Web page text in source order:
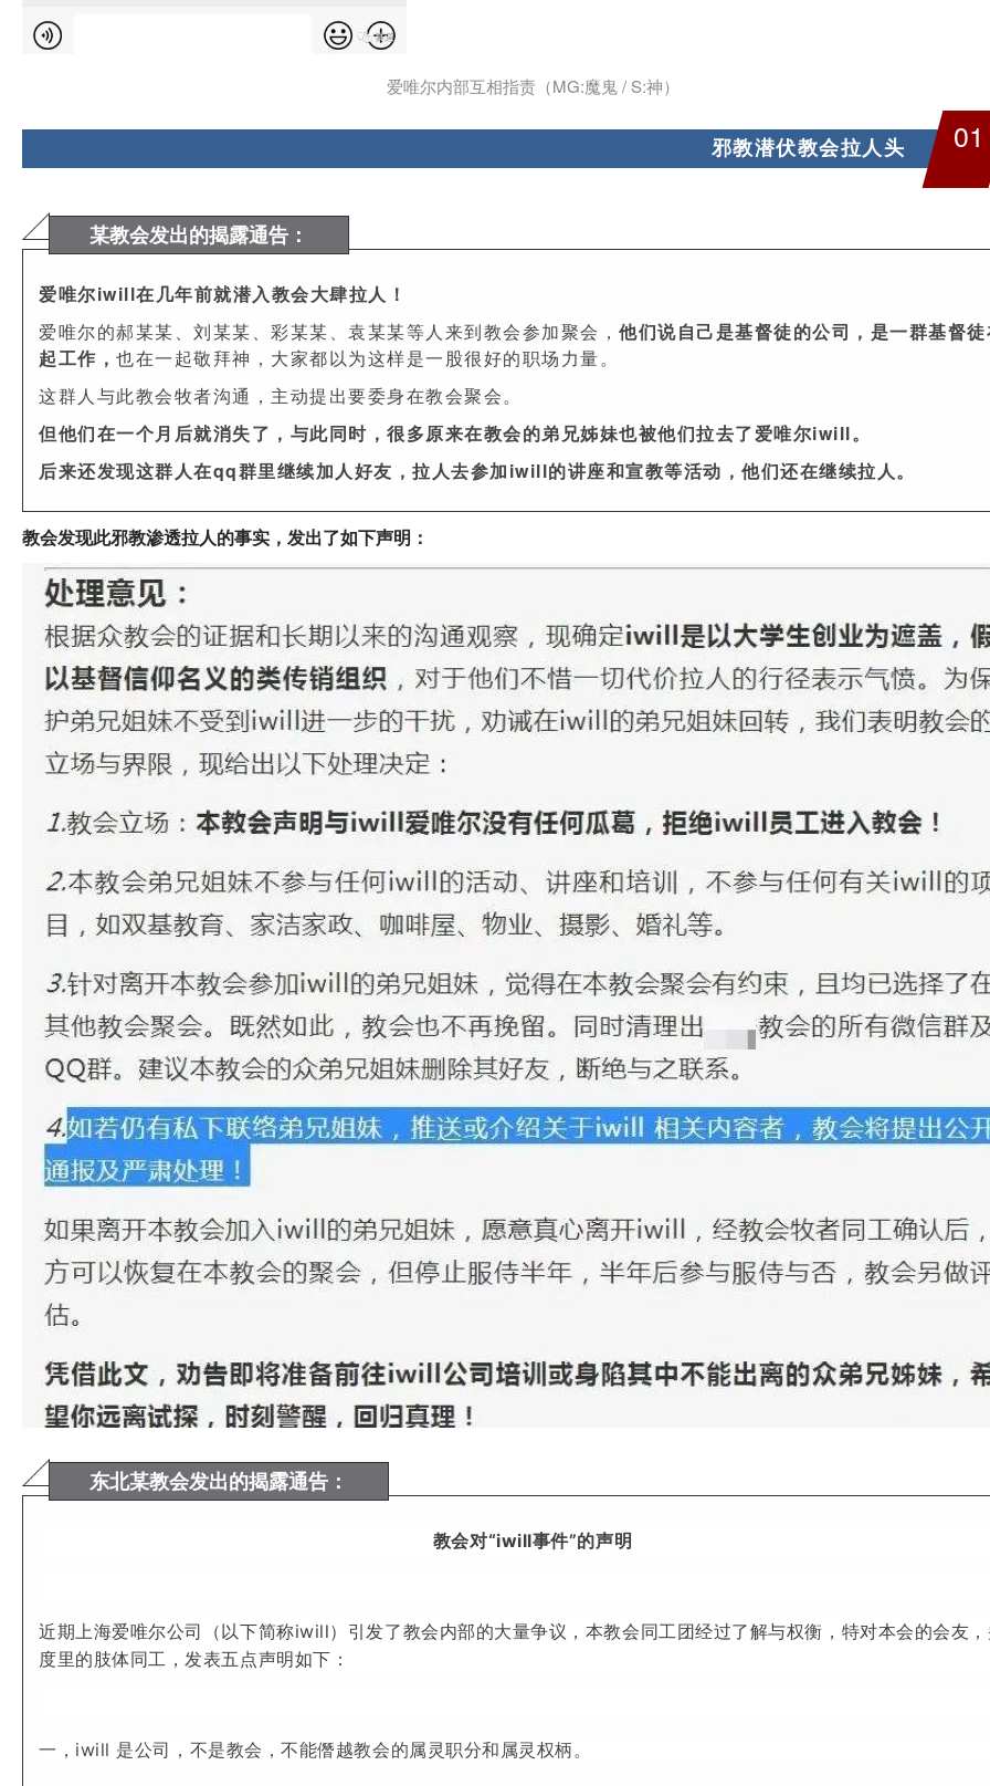
爱唯尔内部互相指责（MG:魔鬼 / S:神）
邪教潜伏教会拉人头 01
某教会发出的揭露通告：
爱唯尔iwill在几年前就潜入教会大肆拉人！
爱唯尔的郝某某、刘某某、彩某某、袁某某等人来到教会参加聚会， 他们说自己是基督徒的公司，是一群基督
起工作， 也在一起敬拜神，大家都以为这样是一股很好的职场力量。
这群人与此教会牧者沟通，主动提出要委身在教会聚会。
但他们在一个月后就消失了，与此同时，很多原来在教会的弟兄姊妹也被他们拉去了爱唯尔iwill。
后来还发现这群人在qq群里继续加人好友，拉人去参加iwill的讲座和宣教等活动，他们还在继续拉人。
教会发现此邪教渗透拉人的事实，发出了如下声明：
东北某教会发出的揭露通告：
教会对“iwill事件”的声明
近期上海爱唯尔公司（以下简称iwill）引发了教会内部的大量争议，本教会同工团经过了解与权衡，特对本会的会友
度里的肢体同工，发表五点声明如下：
一，iwill 是公司，不是教会，不能僭越教会的属灵职分和属灵权柄。